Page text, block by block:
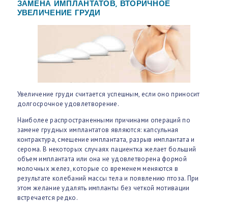
ЗАМЕНА ИМПЛАНТАТОВ, ВТОРИЧНОЕ
УВЕЛИЧЕНИЕ ГРУДИ
Увеличение груди считается успешным, если оно приносит
долгосрочное удовлетворение.
Наиболее распространенными причинами операций по
замене грудных имплантатов являются: капсульная
контрактура, смещение имплантата, разрыв имплантата и
серома. В некоторых случаях пациентка желает больший
объем имплантата или она не удовлетворена формой
молочных желез, которые со временем меняются в
результате колебаний массы тела и появлению птоза. При
этом желание удалять импланты без четкой мотивации
встречается редко.